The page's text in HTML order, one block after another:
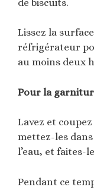
de biscuits.
Lissez la
réfrigérateur
au moins deux
Pour la
Lavez et
mettez-les dans
l’eau, et faites-
Pendant ce